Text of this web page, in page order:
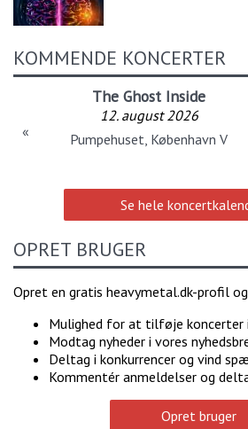
KOMMENDE KONCERTER
The Ghost Inside
12. august 2026
Pumpehuset, København V
«
Se hele
OPRET BRUGER
Opret en gratis heavymetal.dk-profil
Mulighed for at tilføje koncerter
Modtag nyheder i vores
Deltag i konkurrencer og vind
Kommentér anmeldelser og
Opret bruger